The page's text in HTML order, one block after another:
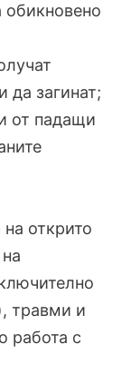
обикновено
да загинат;
от падащи
открито
травми и
работа с